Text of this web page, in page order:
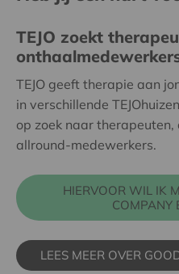
TEJO zoekt
TEJO geeft therapie aan
in verschillende
op zoek naar
allround-medewerkers.
HIERVOOR WIL IK
COMPANY
LEES MEER OVER